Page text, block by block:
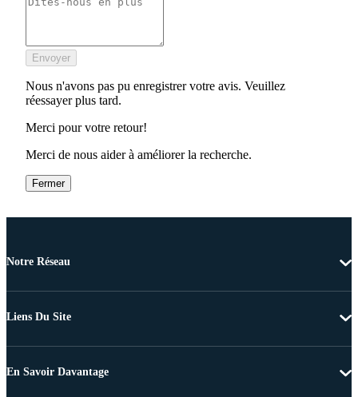
Envoyer
Nous n'avons pas pu enregistrer votre avis. Veuillez
réessayer plus tard.
Merci pour votre retour!
Merci de nous aider à améliorer la recherche.
Fermer
Notre Réseau
Liens Du Site
En Savoir Davantage